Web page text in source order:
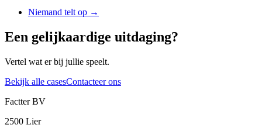
Niemand telt op →
Een gelijkaardige uitdaging?
Vertel wat er bij jullie speelt.
Bekijk alle casesContacteer ons
Factter BV
2500 Lier